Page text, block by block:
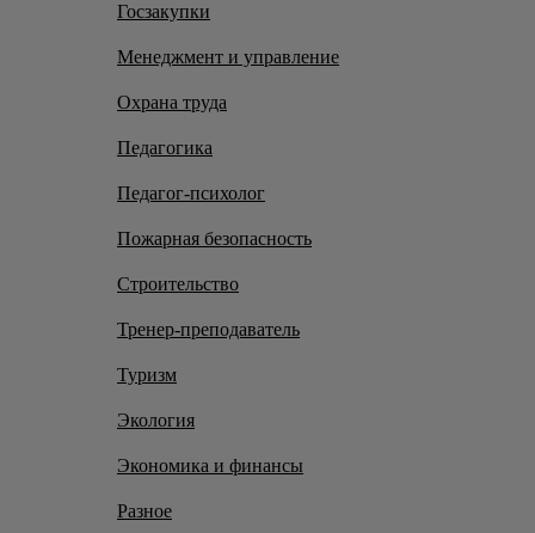
Госзакупки
Менеджмент и управление
Охрана труда
Педагогика
Педагог-психолог
Пожарная безопасность
Строительство
Тренер-преподаватель
Туризм
Экология
Экономика и финансы
Разное